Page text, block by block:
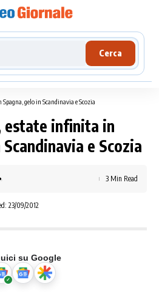
Cerca
gelo in Scandinavia e Scozia
estate infinita in
e Scozia
23/09/2012
3 Min Read
su Google